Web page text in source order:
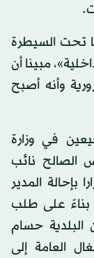
تحت السيطرة
مبينا أن
وأنه أصبح
في وزارة
الصالح نائب
بإحالة المدير
بناءً على طلب
البلدية حسام
العامة إلى